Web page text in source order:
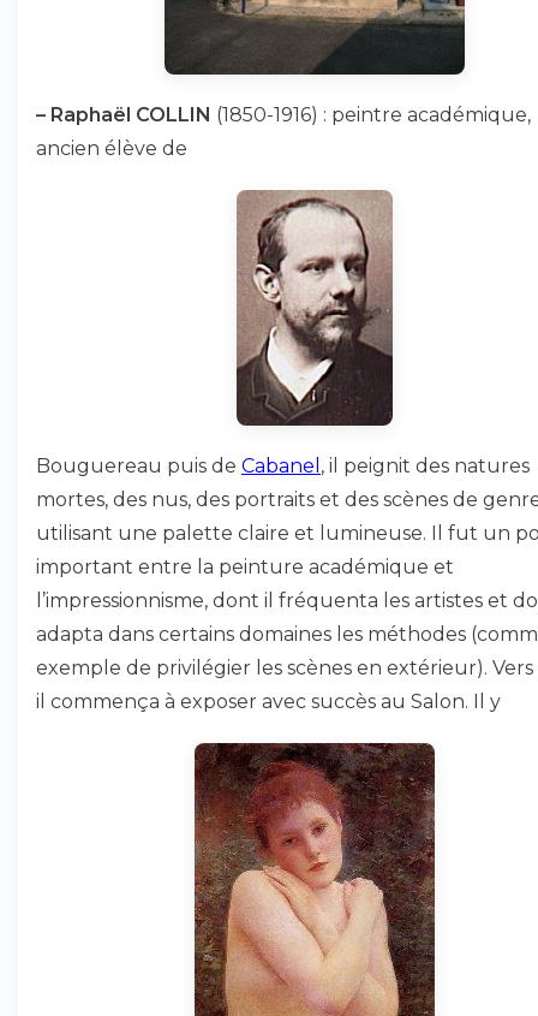
– Raphaël COLLIN (1850-1916) : peintre académique,
ancien élève de
Bouguereau puis de Cabanel , il peignit des natures
mortes, des nus, des portraits et des scènes de
utilisant une palette claire et lumineuse. Il fut un
important entre la peinture académique et
l’impressionnisme, dont il fréquenta les artistes et
adapta dans certains domaines les méthodes
exemple de privilégier les scènes en extérieur). Vers
il commença à exposer avec succès au Salon. Il y